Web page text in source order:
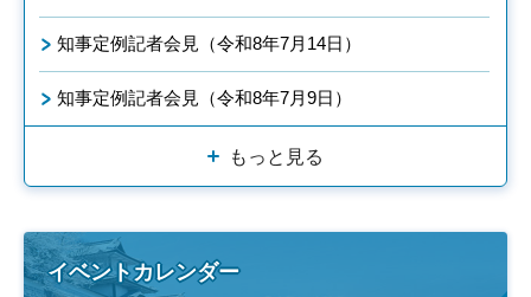
知事定例記者会見（令和8年7月14日）
知事定例記者会見（令和8年7月9日）
もっと見る
イベントカレンダー